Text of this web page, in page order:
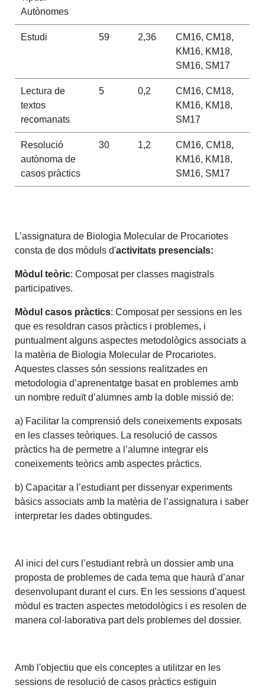
Autònomes
Estudi 59 2,36
CM16, CM18,
KM16, KM18,
SM16, SM17
Lectura de
textos
recomanats
5 0,2
CM16, CM18,
KM16, KM18,
SM17
Resolució
autònoma de
casos pràctics
30 1,2
CM16, CM18,
KM16, KM18,
SM16, SM17
L’assignatura de Biologia Molecular de Procariotes
consta de dos mòduls d'activitats presencials:
Mòdul teòric: Composat per classes magistrals
participatives.
Mòdul casos pràctics: Composat per sessions en les
que es resoldran casos pràctics i problemes, i
puntualment alguns aspectes metodològics associats a
la matèria de Biologia Molecular de Procariotes.
Aquestes classes són sessions realitzades en
metodologia d’aprenentatge basat en problemes amb
un nombre reduït d’alumnes amb la doble missió de:
a) Facilitar la comprensió dels coneixements exposats
en les classes teòriques. La resolució de cassos
pràctics ha de permetre a l’alumne integrar els
coneixements teòrics amb aspectes pràctics.
b) Capacitar a l’estudiant per dissenyar experiments
bàsics associats amb la matèria de l’assignatura i saber
interpretar les dades obtingudes.
Al inici del curs l’estudiant rebrà un dossier amb una
proposta de problemes de cada tema que haurà d’anar
desenvolupant durant el curs. En les sessions d'aquest
mòdul es tracten aspectes metodològics i es resolen de
manera col·laborativa part dels problemes del dossier.
Amb l'objectiu que els conceptes a utilitzar en les
sessions de resolució de casos pràctics estiguin